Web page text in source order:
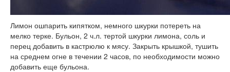
Лимон ошпарить кипятком, немного шкурки потереть на
мелко терке. Бульон, 2 ч.л. тертой шкурки лимона, соль и
перец добавить в кастрюлю к мясу. Закрыть крышкой, тушить
на среднем огне в течении 2 часов, по необходимости можно
добавить еще бульона.